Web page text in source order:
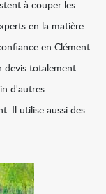
à couper les
en la matière.
en Clément
devis totalement
d'autres
Il utilise aussi des